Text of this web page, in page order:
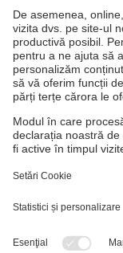
Sustenabilitatea
Locații (EN)